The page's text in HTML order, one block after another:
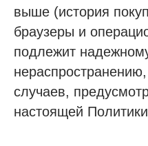
выше (история
браузеры и
подлежит
случаев,
настоящей